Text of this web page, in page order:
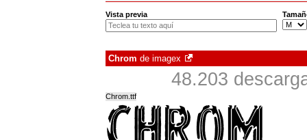
Vista previa
Chrom de imagex
48.203
Chrom.ttf